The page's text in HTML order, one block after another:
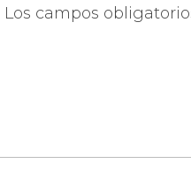
Los campos